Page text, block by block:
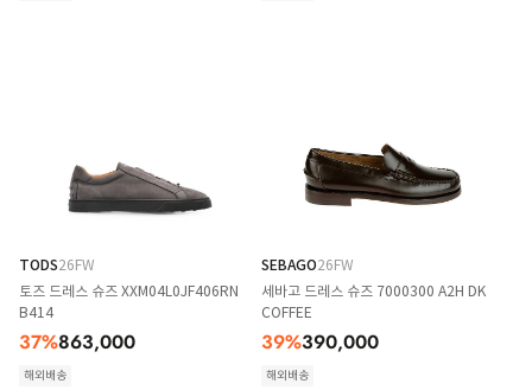
TODS26FW
토즈 드레스 슈즈 XXM04L0JF406RN
B414
37%863,000
해외배송
SEBAGO26FW
세바고 드레스 슈즈 7000300 A2H DK
COFFEE
39%390,000
해외배송